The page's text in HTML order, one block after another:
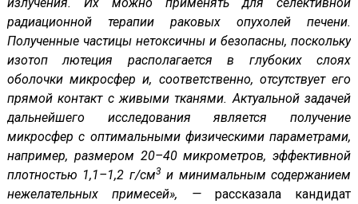
радиационной терапии раковых опухолей печени.
Полученные частицы нетоксичны и безопасны, поскольку
изотоп лютеция располагается в глубоких слоях
оболочки микросфер и, соответственно, отсутствует его
прямой контакт с живыми тканями. Актуальной задачей
дальнейшего исследования является получение
микросфер с оптимальными физическими параметрами,
например, размером 20–40 микрометров, эффективной
плотностью 1,1–1,2 г/см3 и минимальным содержанием
нежелательных примесей», —рассказала кандидат